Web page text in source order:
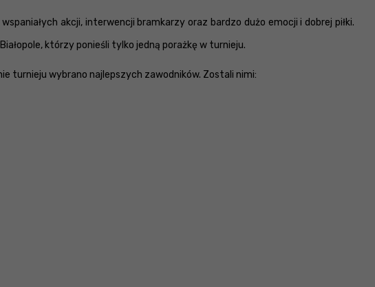
akcji, interwencji bramkarzy oraz bardzo dużo emocji i dobrej piłki.
którzy ponieśli tylko jedną porażkę w turnieju.
turnieju wybrano najlepszych zawodników. Zostali nimi: